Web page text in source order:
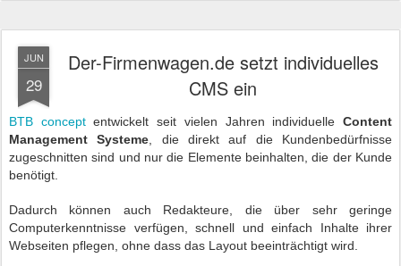
JUN
29
Der-Firmenwagen.de setzt individuelles
CMS ein
BTB conceptentwickelt seit vielen Jahren individuelleContent
Management Systeme , die direkt auf die Kundenbedürfnisse
zugeschnitten sind und nur die Elemente beinhalten, die der Kunde
benötigt.
Dadurch können auch Redakteure, die über sehr geringe
Computerkenntnisse verfügen, schnell und einfach Inhalte ihrer
Webseiten pflegen, ohne dass das Layout beeinträchtigt wird.